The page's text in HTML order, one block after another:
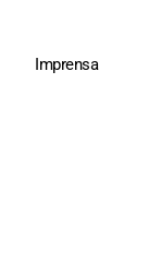
Imprensa